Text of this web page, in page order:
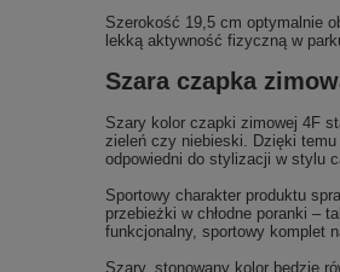
Szerokość 19,5 cm optymalnie
lekką aktywność fizyczną w
Szara czapka
Szary kolor czapki zimowej 4F
zieleń czy niebieski. Dzięki
odpowiedni do stylizacji w stylu
Sportowy charakter produktu
przebieżki w chłodne poranki –
funkcjonalny, sportowy komplet
Szary, stonowany kolor będzie